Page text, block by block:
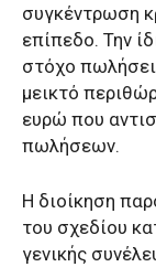
συγκέντρωση
επίπεδο. Την
στόχο
μεικτό
ευρώ που
πωλήσεων.
Η διοίκηση
του σχεδίου
γενικής